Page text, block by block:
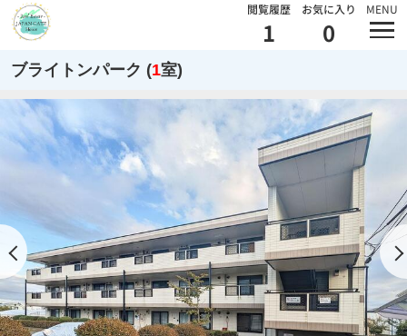
閲覧履歴
1
お気に入り
0
MENU
ブライトンパーク (1室)